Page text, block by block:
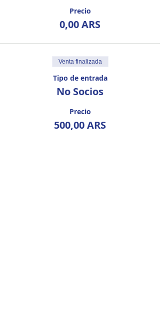
Precio
0,00 ARS
Venta finalizada
Tipo de entrada
No Socios
Precio
500,00 ARS